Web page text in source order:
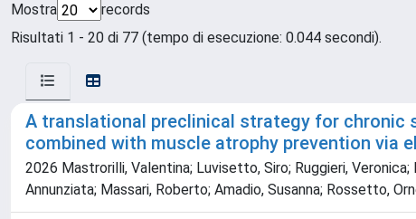
Mostra
records
Risultati 1 - 20 di 77 (tempo di esecuzione: 0.044 secondi).
A translational preclinical strategy for chronic
combined with muscle atrophy prevention via
2026 Mastrorilli, Valentina; Luvisetto, Siro; Ruggieri, Veronica;
Annunziata; Massari, Roberto; Amadio, Susanna; Rossetto,